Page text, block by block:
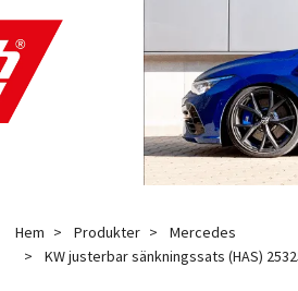
Hem Produkter
Mercedes
KW justerbar sänkningssats (HAS)